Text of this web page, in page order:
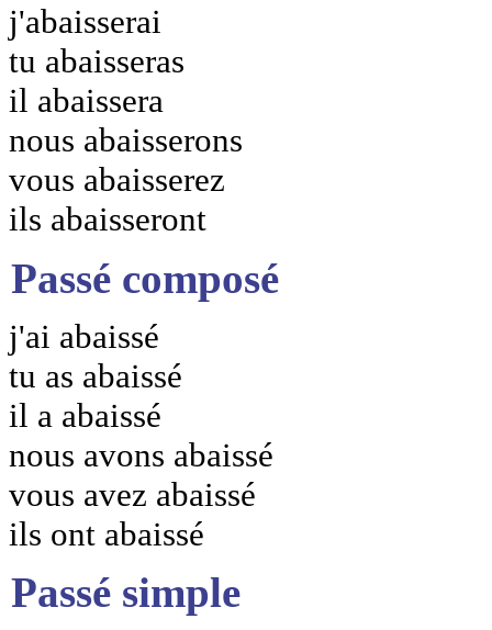
j'abaisserai
tu abaisseras
il abaissera
nous abaisserons
vous abaisserez
ils abaisseront
Passé composé
j'ai abaissé
tu as abaissé
il a abaissé
nous avons abaissé
vous avez abaissé
ils ont abaissé
Passé simple